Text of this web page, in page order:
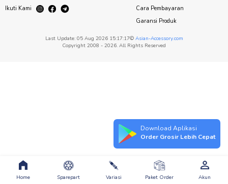
Download Aplikasi
Order Grosir Lebih Cepat
Ikuti Kami
Cara Pembayaran
Garansi Produk
Last Update: 05 Aug 2026 15:17:17© Asian-Accessory.com
Copyright 2008 - 2026. All Rights Reserved
Home Sparepart Variasi Paket Order Akun